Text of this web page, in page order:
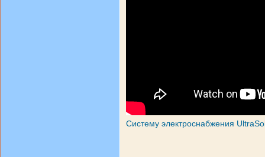
Систему электроснабжения